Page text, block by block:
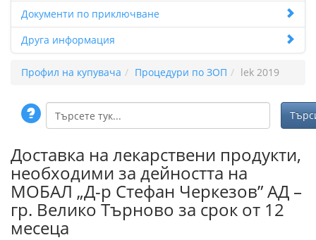
Документи по приключване
Друга информация
Профил на купувача Процедури по ЗОП lek 2019
Доставка на лекарствени продукти,
необходими за дейността на
МОБАЛ „Д-р Стефан Черкезов” АД –
гр. Велико Търново за срок от 12
месеца